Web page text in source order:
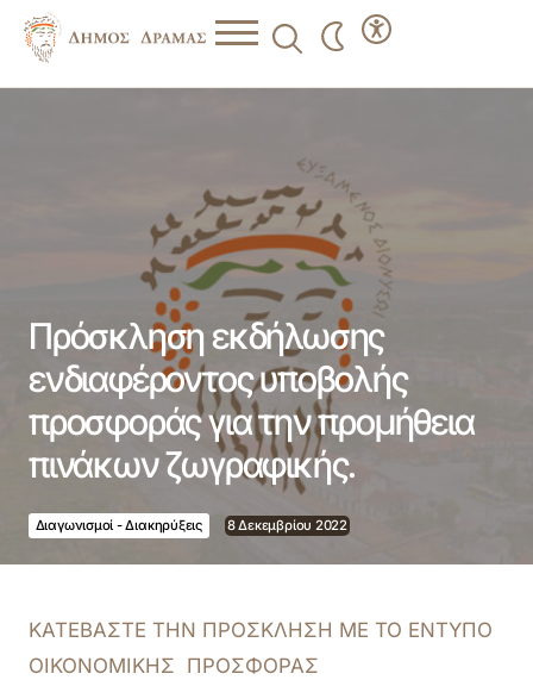
Πρόσκληση εκδήλωσης
ενδιαφέροντος υποβολής
προσφοράς για την προμήθεια
πινάκων ζωγραφικής.
Διαγωνισμοί - Διακηρύξεις 8 Δεκεμβρίου 2022
ΚΑΤΕΒΑΣΤΕ ΤΗΝ ΠΡΟΣΚΛΗΣΗ ΜΕ ΤΟ ΕΝΤΥΠΟ
ΟΙΚΟΝΟΜΙΚΗΣ ΠΡΟΣΦΟΡΑΣ